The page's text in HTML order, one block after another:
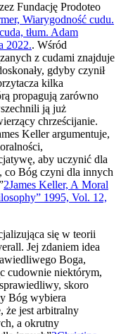
Fundację Prodoteo
Wiarygodność cudu.
tłum. Adam
2022.. Wśród
z cudami znajduje
gdyby czynił
kilka
propagują zarówno
ją już
chrześcijanie.
Keller argumentuje,
aby uczynić dla
co Bóg czyni dla innych
2James Keller, A Moral
1995, Vol. 12,
się w teorii
Jej zdaniem idea
Boga,
cudownie niektórym,
skoro
Bóg wybiera
że jest arbitralny
a okrutny